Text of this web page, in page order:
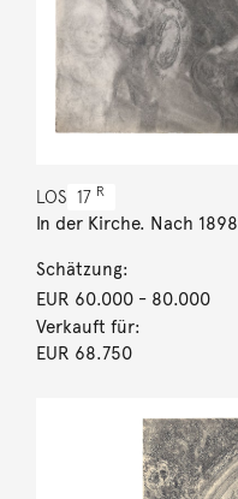
LOS 17 R
In der Kirche. Nach 1898
Schätzung:
EUR 60.000- 80.000
Verkauft für:
EUR 68.750